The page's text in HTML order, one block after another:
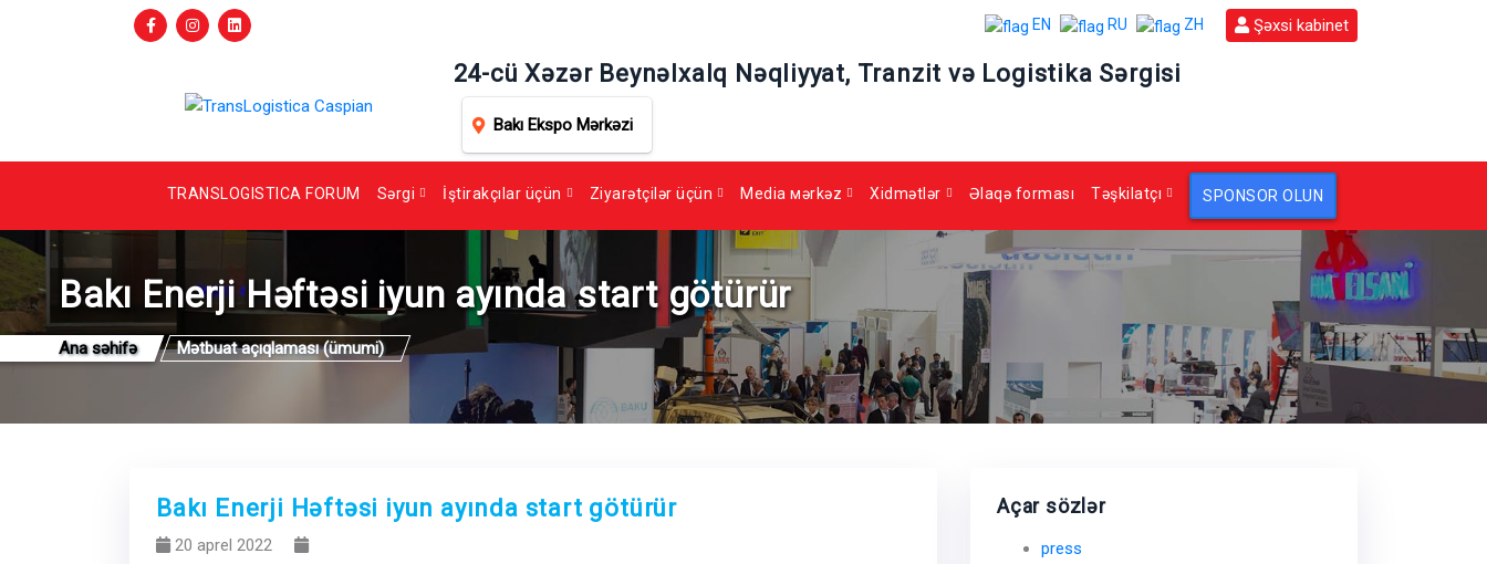
EN RU ZH Şəxsi kabinet
24-cü Xəzər Beynəlxalq Nəqliyyat, Tranzit və Logistika Sərgisi
Bakı Ekspo Mərkəzi
TRANSLOGISTICA FORUM Sərgi İştirakçılar üçün Ziyarətçilər üçün Media мərkəz Xidmətlər Əlaqə forması Təşkilatçı SPONSOR OLUN
Bakı Enerji Həftəsi iyun ayında start götürür
Ana səhifə Mətbuat açıqlaması (ümumi)
Bakı Enerji Həftəsi iyun ayında start götürür
20 aprel 2022
Açar sözlər
press